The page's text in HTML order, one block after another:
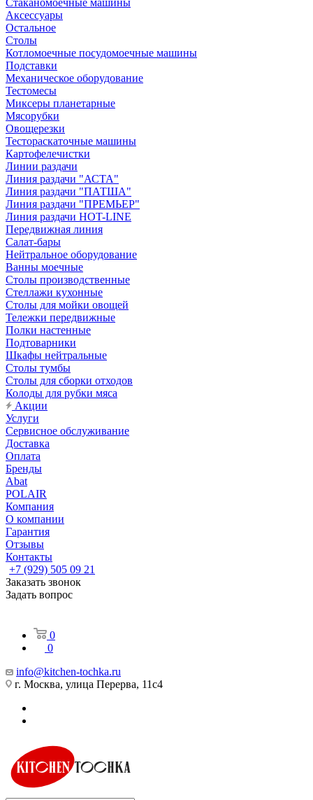
Стаканомоечные машины
Аксессуары
Остальное
Столы
Котломоечные посудомоечные машины
Подставки
Механическое оборудование
Тестомесы
Миксеры планетарные
Мясорубки
Овощерезки
Тестораскаточные машины
Картофелечистки
Линии раздачи
Линия раздачи "АСТА"
Линия раздачи "ПАТША"
Линия раздачи "ПРЕМЬЕР"
Линия раздачи HOT-LINE
Передвижная линия
Салат-бары
Нейтральное оборудование
Ванны моечные
Столы производственные
Стеллажи кухонные
Столы для мойки овощей
Тележки передвижные
Полки настенные
Подтоварники
Шкафы нейтральные
Столы тумбы
Столы для сборки отходов
Колоды для рубки мяса
Акции
Услуги
Сервисное обслуживание
Доставка
Оплата
Бренды
Abat
POLAIR
Компания
О компании
Гарантия
Отзывы
Контакты
+7 (929) 505 09 21
Заказать звонок
Задать вопрос
0
0
info@kitchen-tochka.ru
г. Москва, улица Перерва, 11с4